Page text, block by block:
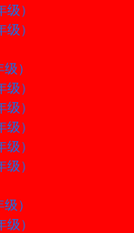
）
）
）
）
）
）
）
）
）
）